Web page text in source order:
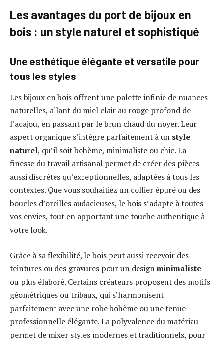
Les avantages du port de bijoux en
bois : un style naturel et sophistiqué
Une esthétique élégante et versatile pour
tous les styles
Les bijoux en bois offrent une palette infinie de nuances
naturelles, allant du miel clair au rouge profond de
l’acajou, en passant par le brun chaud du noyer. Leur
aspect organique s’intègre parfaitement à un style
naturel, qu’il soit bohème, minimaliste ou chic. La
finesse du travail artisanal permet de créer des pièces
aussi discrètes qu’exceptionnelles, adaptées à tous les
contextes. Que vous souhaitiez un collier épuré ou des
boucles d’oreilles audacieuses, le bois s’adapte à toutes
vos envies, tout en apportant une touche authentique à
votre look.
Grâce à sa flexibilité, le bois peut aussi recevoir des
teintures ou des gravures pour un designminimaliste
ou plus élaboré. Certains créateurs proposent des motifs
géométriques ou tribaux, qui s’harmonisent
parfaitement avec une robe bohème ou une tenue
professionnelle élégante. La polyvalence du matériau
permet de mixer styles modernes et traditionnels, pour